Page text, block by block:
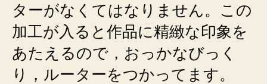
ターがなくてはなりません。この
加工が入ると作品に精緻な印象を
あたえるので，おっかなびっく
り，ルーターをつかってます。